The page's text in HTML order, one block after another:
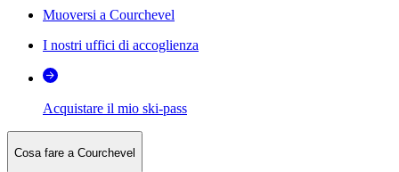
Muoversi a Courchevel
I nostri uffici di accoglienza
Acquistare il mio ski-pass
Cosa fare a Courchevel